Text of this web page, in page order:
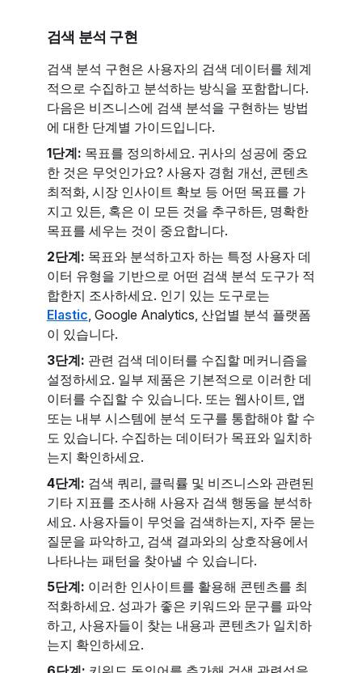
검색 분석 구현
검색 분석 구현은 사용자의 검색 데이터를 체계
적으로 수집하고 분석하는 방식을 포함합니다.
다음은 비즈니스에 검색 분석을 구현하는 방법
에 대한 단계별 가이드입니다.
1단계: 목표를 정의하세요. 귀사의 성공에 중요
한 것은 무엇인가요? 사용자 경험 개선, 콘텐츠
최적화, 시장 인사이트 확보 등 어떤 목표를 가
지고 있든, 혹은 이 모든 것을 추구하든, 명확한
목표를 세우는 것이 중요합니다.
2단계: 목표와 분석하고자 하는 특정 사용자 데
이터 유형을 기반으로 어떤 검색 분석 도구가 적
합한지 조사하세요. 인기 있는 도구로는
Elastic , Google Analytics, 산업별 분석 플랫폼
이 있습니다.
3단계: 관련 검색 데이터를 수집할 메커니즘을
설정하세요. 일부 제품은 기본적으로 이러한 데
이터를 수집할 수 있습니다. 또는 웹사이트, 앱
또는 내부 시스템에 분석 도구를 통합해야 할 수
도 있습니다. 수집하는 데이터가 목표와 일치하
는지 확인하세요.
4단계: 검색 쿼리, 클릭률 및 비즈니스와 관련된
기타 지표를 조사해 사용자 검색 행동을 분석하
세요. 사용자들이 무엇을 검색하는지, 자주 묻는
질문을 파악하고, 검색 결과와의 상호작용에서
나타나는 패턴을 찾아낼 수 있습니다.
5단계: 이러한 인사이트를 활용해 콘텐츠를 최
적화하세요. 성과가 좋은 키워드와 문구를 파악
하고, 사용자들이 찾는 내용과 콘텐츠가 일치하
는지 확인하세요.